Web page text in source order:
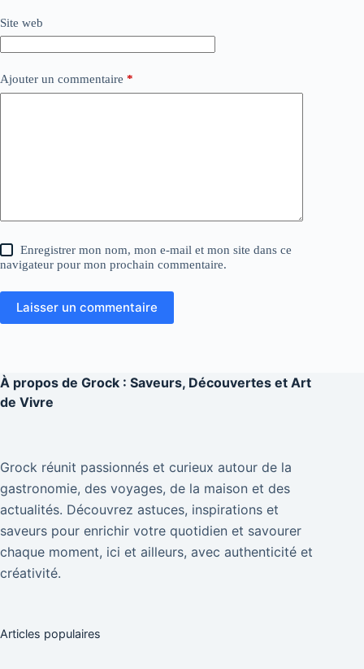
Site web
Ajouter un commentaire *
Enregistrer mon nom, mon e-mail et mon site dans ce
navigateur pour mon prochain commentaire.
Laisser un commentaire
À propos de Grock : Saveurs, Découvertes et Art
de Vivre
Grock réunit passionnés et curieux autour de la
gastronomie, des voyages, de la maison et des
actualités. Découvrez astuces, inspirations et
saveurs pour enrichir votre quotidien et savourer
chaque moment, ici et ailleurs, avec authenticité et
créativité.
Articles populaires